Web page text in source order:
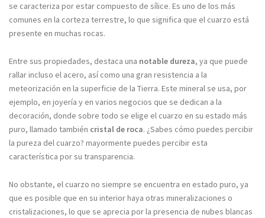
se caracteriza por estar compuesto de sílice. Es uno de los más
comunes en la corteza terrestre, lo que significa que el cuarzo está
presente en muchas rocas.
Entre sus propiedades, destaca una notable dureza, ya que puede
rallar incluso el acero, así como una gran resistencia a la
meteorización en la superficie de la Tierra. Este mineral se usa, por
ejemplo, en joyería y en varios negocios que se dedican a la
decoración, donde sobre todo se elige el cuarzo en su estado más
puro, llamado también cristal de roca. ¿Sabes cómo puedes percibir
la pureza del cuarzo? mayormente puedes percibir esta
característica por su transparencia.
No obstante, el cuarzo no siempre se encuentra en estado puro, ya
que es posible que en su interior haya otras mineralizaciones o
cristalizaciones, lo que se aprecia por la presencia de nubes blancas